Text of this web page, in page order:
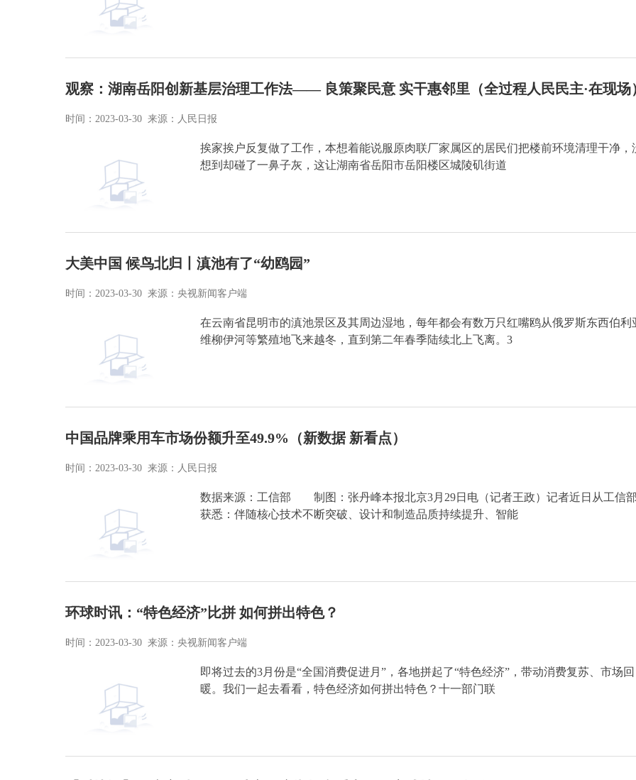
观察：湖南岳阳创新基层治理工作法—— 良策聚民意 实干惠邻里（全过程人民民主·在现场
时间：2023-03-30 来源：人民日报
挨家挨户反复做了工作，本想着能说服原肉联厂家属区的居民们把楼前环境清理干净，
想到却碰了一鼻子灰，这让湖南省岳阳市岳阳楼区城陵矶街道
大美中国 候鸟北归丨滇池有了“幼鸥园”
时间：2023-03-30 来源：央视新闻客户端
在云南省昆明市的滇池景区及其周边湿地，每年都会有数万只红嘴鸥从俄罗斯东西伯利
维柳伊河等繁殖地飞来越冬，直到第二年春季陆续北上飞离。3
中国品牌乘用车市场份额升至49.9%（新数据 新看点）
时间：2023-03-30 来源：人民日报
数据来源：工信部 制图：张丹峰本报北京3月29日电（记者王政）记者近日从工信
获悉：伴随核心技术不断突破、设计和制造品质持续提升、智能
环球时讯：“特色经济”比拼 如何拼出特色？
时间：2023-03-30 来源：央视新闻客户端
即将过去的3月份是“全国消费促进月”，各地拼起了“特色经济”，带动消费复苏、市场回
暖。我们一起去看看，特色经济如何拼出特色？十一部门联